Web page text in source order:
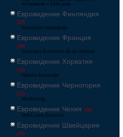
починаючи з 1956 року
Евровидение Финляндия
[33]
Eurovision laulukilpailu
Евровидение Франция
[49]
Concours Eurovision de la chanson
Евровидение Хорватия
[22]
Pjesma Eurovizije
Евровидение Черногория
[21]
Montevizija
Евровидение Чехия [26]
Velká cena Eurovize
Евровидение Швейцария
[35]